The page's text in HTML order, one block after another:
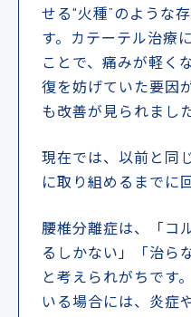
せる“火種”のような
す。カテーテル治療
ことで、痛みが軽く
復を妨げていた要因
も改善が見られました
現在では、以前と同
に取り組めるまでに
腰椎分離症は、「コ
るしかない」「治ら
と考えられがちです
いる場合には、炎症